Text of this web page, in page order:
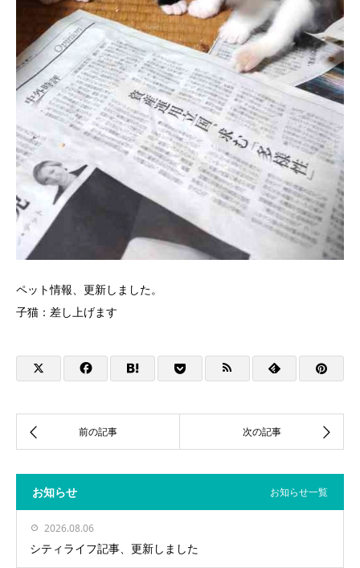
ペット情報、更新しました。
子猫：差し上げます
お知らせ お知らせ一覧
2026.08.06
シティライフ記事、更新しました